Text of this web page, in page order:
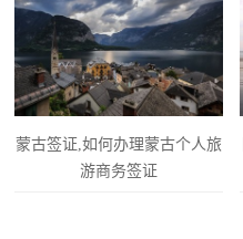
蒙古签证,如何办理蒙古个人旅
游商务签证